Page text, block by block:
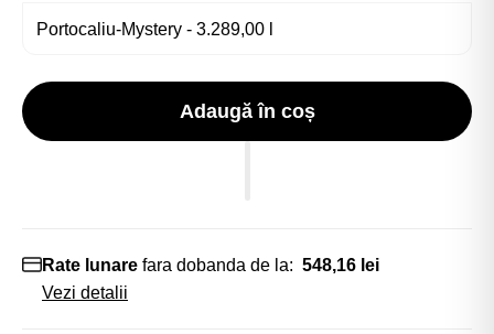
Adaugă în coș
Rate lunare fara dobanda de la: 548,16 lei
Vezi detalii